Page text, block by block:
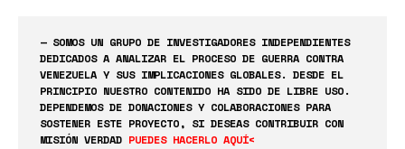
— SOMOS UN GRUPO DE INVESTIGADORES INDEPENDIENTES
DEDICADOS A ANALIZAR EL PROCESO DE GUERRA CONTRA
VENEZUELA Y SUS IMPLICACIONES GLOBALES. DESDE EL
PRINCIPIO NUESTRO CONTENIDO HA SIDO DE LIBRE USO.
DEPENDEMOS DE DONACIONES Y COLABORACIONES PARA
SOSTENER ESTE PROYECTO, SI DESEAS CONTRIBUIR CON
MISIÓN VERDAD PUEDES HACERLO AQUÍ<